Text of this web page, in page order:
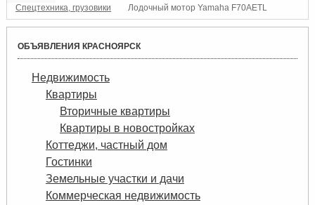
Спецтехника, грузовики Лодочный мотор Yamaha F70AETL
ОБЪЯВЛЕНИЯ КРАСНОЯРСК
Недвижимость
Квартиры
Вторичные квартиры
Квартиры в новостройках
Коттеджи, частный дом
Гостинки
Земельные участки и дачи
Коммерческая недвижимость